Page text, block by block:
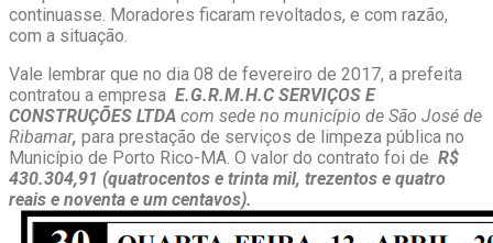
continuasse. Moradores ficaram revoltados, e com razão,
com a situação.
Vale lembrar que no dia 08 de fevereiro de 2017, a prefeita
contratou a empresa E.G.R.M.H.C SERVIÇOS E
CONSTRUÇÕES LTDA com sede no município de São José de
Ribamar, para prestação de serviços de limpeza pública no
Município de Porto Rico-MA. O valor do contrato foi de R$
430.304,91 (quatrocentos e trinta mil, trezentos e quatro
reais e noventa e um centavos).